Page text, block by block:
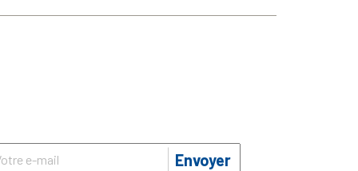
Envoyer